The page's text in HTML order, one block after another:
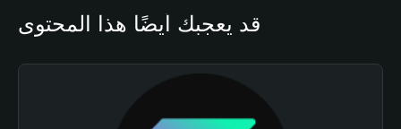
قد يعجبك أيضًا هذا المحتوى